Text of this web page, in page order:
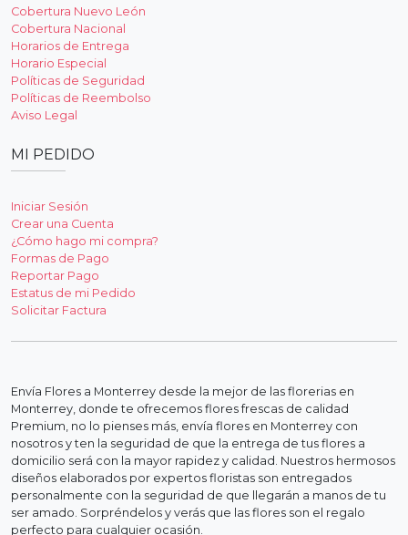
Cobertura Nuevo León
Cobertura Nacional
Horarios de Entrega
Horario Especial
Políticas de Seguridad
Políticas de Reembolso
Aviso Legal
MI PEDIDO
Iniciar Sesión
Crear una Cuenta
¿Cómo hago mi compra?
Formas de Pago
Reportar Pago
Estatus de mi Pedido
Solicitar Factura
Envía Flores a Monterrey desde la mejor de las florerias en
Monterrey, donde te ofrecemos flores frescas de calidad
Premium, no lo pienses más, envía flores en Monterrey con
nosotros y ten la seguridad de que la entrega de tus flores a
domicilio será con la mayor rapidez y calidad. Nuestros hermosos
diseños elaborados por expertos floristas son entregados
personalmente con la seguridad de que llegarán a manos de tu
ser amado. Sorpréndelos y verás que las flores son el regalo
perfecto para cualquier ocasión.